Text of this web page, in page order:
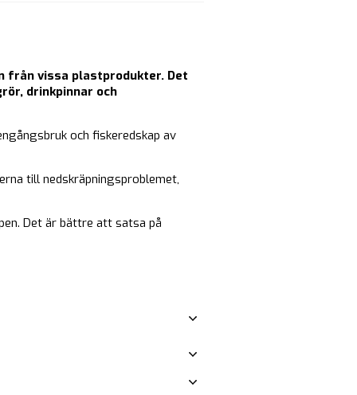
från vissa plastprodukter. Det
drinkpinnar och
och fiskeredskap av
till nedskräpningsproblemet,
Det är bättre att satsa på